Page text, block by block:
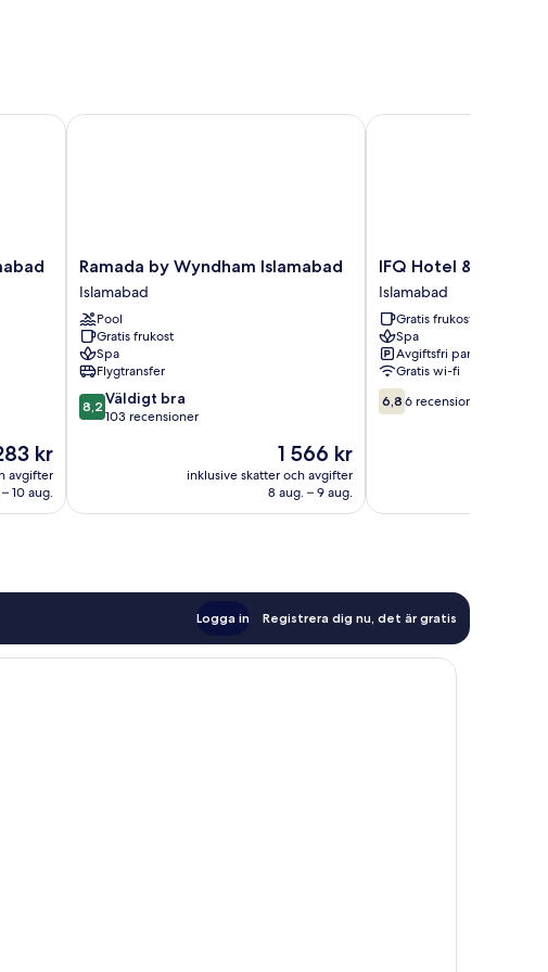
kr
kr
avgifter
10 aug.
Ramada
by
Wyndham
Islamabad
Islamabad
Ramada by Wyndham Islamabad
Islamabad
Pool
Gratis frukost
Spa
Flygtransfer
8.2
av
8,2 Väldigt bra
103 recensioner
Priset
är
1 566 kr
1 566 kr
inklusive skatter och avgifter
8 aug. – 9 aug.
Ramada by Wyndham Islamabad
IFQ
Hotel
&
Resort
Islamabad
Islamabad
IFQ Hotel & Resort
Islamabad
Gratis frukost
Spa
Avgiftsfri parkering
Gratis wi-fi
6.8
av
6,8 6 recensioner
IFQ Hotel & Resort
Logga in Registrera dig nu, det är gratis